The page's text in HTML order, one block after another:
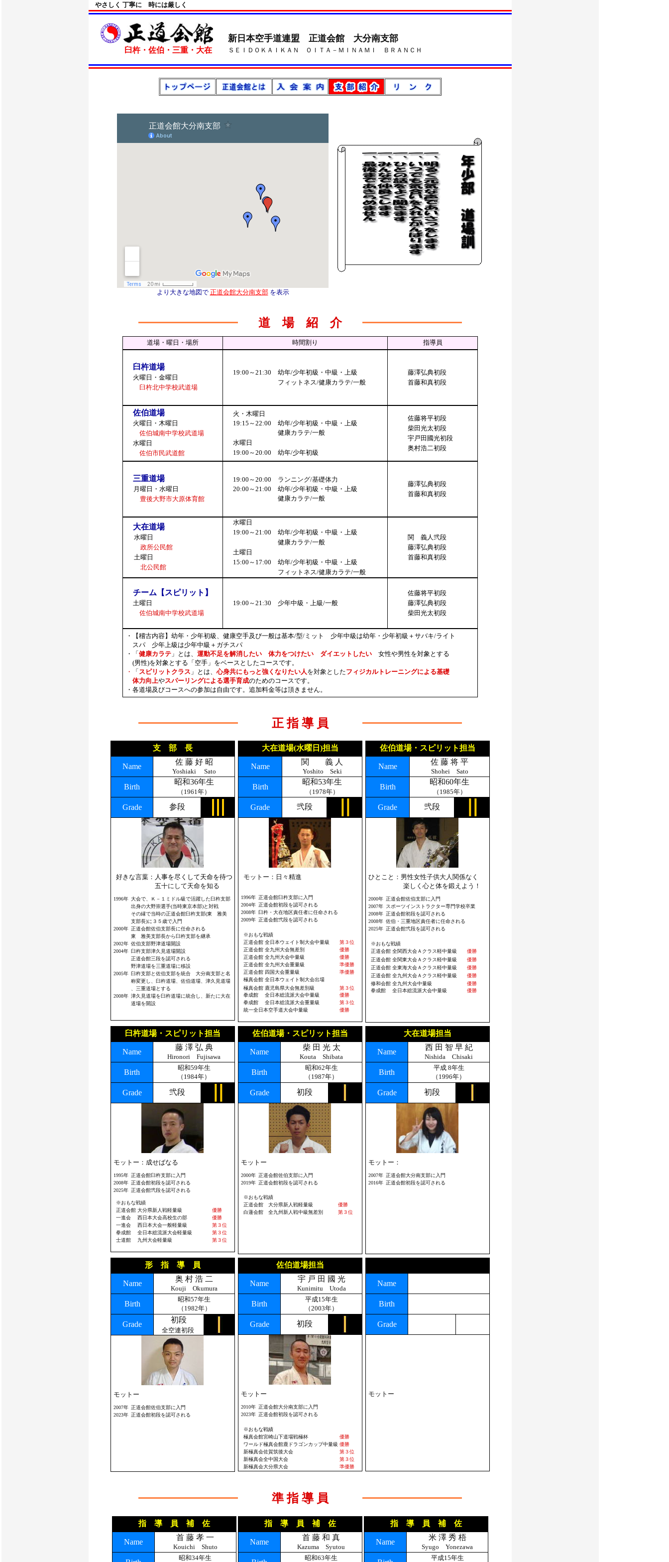
やさしく 丁寧に 時には厳しく
新日本空手道連盟 正道会館 大分南支部
臼杵・佐伯・三重・大在 ＳＥＩＤＯＫＡＩＫＡＮ ＯＩＴＡ－ＭＩＮＡＭＩ ＢＲＡＮＣＨ
より大きな地図で 正道会館大分南支部 を表示
道 場 紹 介
道場・曜日・場所 時間割り 指導員
臼杵道場
火曜日・金曜日
臼杵北中学校武道場
19:00～21:30
幼年/少年初級・中級・上級
フィットネス/健康カラテ/一般
藤澤弘典初段
首藤和真初段
佐伯道場
火曜日・木曜日
佐伯城南中学校武道場
水曜日
佐伯市民武道館
火・木曜日
19:15～22:00
幼年/少年初級・中級・上級
健康カラテ/一般
水曜日
19:00～20:00
幼年/少年初級
佐藤将平初段
柴田光太初段
宇戸田國光初段
奥村浩二初段
三重道場
月曜日・水曜日
豊後大野市大原体育館
19:00～20:00
ランニング/基礎体力
20:00～21:00
幼年/少年初級・中級・上級
健康カラテ/一般
藤澤弘典初段
首藤和真初段
大在道場
水曜日
政所公民館
土曜日
北公民館
水曜日
19:00～21:00
幼年/少年初級・中級・上級
健康カラテ/一般
土曜日
15:00～17:00
幼年/少年初級・中級・上級
フィットネス/健康カラテ/一般
関 義人弐段
藤澤弘典初段
首藤和真初段
チーム【スピリット】
土曜日
佐伯城南中学校武道場
19:00～21:30 少年中級・上級/一般
佐藤将平初段
藤澤弘典初段
柴田光太初段
・【稽古内容】幼年・少年初級、健康空手及び一般は基本/型/ミット 少年中級は幼年・少年初級＋サバキ/ライト
スパ 少年上級は少年中級＋ガチスパ
・「 健康カラテ 」とは、 運動不足を解消したい 体力をつけたい ダイエットしたい 女性や男性を対象とする
(男性)を対象とする 「空手」をベースとしたコースです。
・
「 スピリットクラス 」 とは、心身共にもっと強くなりたい人を対象としたフィジカルトレーニングによ る基礎
体力向上やスパーリングによる選手育成のためのコースです。
・各道場及びコースへの参加は自由です。追加料金等は頂きません。
正 指 導 員
支 部 長
Name
佐 藤 好 昭
Yoshiaki Sato
Birth
昭和36年生
（1961年）
Grade 参段
好きな言葉： 人事を尽くして天命を待つ
五十にして天命を知る
1996年 大会で、Ｋ－１ミドル級で活躍した臼杵支部
出身の大野崇選手(当時東京本部)と対戦
その縁で当時の正道会館臼杵支部(東 雅美
支部長)に３５歳で入門
2000年 正道会館佐伯支部長に任命される
東 雅美支部長から臼杵支部を継承
2002年 佐伯支部野津道場開設
2004年 臼杵支部津久見道場開設
正道会館三段を認可される
野津道場を三重道場に移設
2005年 臼杵支部と佐伯支部を統合 大分南支部と名
称変更し、臼杵道場、佐伯道場、津久見道場
、三重道場とする
2008年 津久見道場を臼杵道場に統合し、新たに大在
道場を開設
大在道場(水曜日)担当
Name
関 義 人
Yoshito Seki
Birth
昭和53年生
（1978年）
Grade 弐段
モットー：日々精進
1996年 正道会館臼杵支部に入門
2004年 正道会館初段を認可される
2008年 臼杵・大在地区責任者に任命される
2009年 正道会館弐段を認可される
※おもな戦績
正道会館 全日本ウェイト制大会中量級
第３位
正道会館 全九州大会無差別
優勝
正道会館 全九州大会中量級
優勝
正道会館 全九州大会重量級
準優勝
正道会館 四国大会重量級
準優勝
極真会館 全日本ウェイト制大会出場
極真会館 鹿児島県大会無差別級
第３位
拳成館
全日本総流派大会中量級
優勝
拳成館
全日本総流派大会重量級
第３位
統一全日本空手道大会中量級
優勝
佐伯道場・スピリット担当
Name
佐 藤 将 平
Shohei Sato
Birth
昭和60年生
（1985年）
Grade 弐段
ひとこと： 男性女性子供大人関係なく
楽しく心と体を鍛えよう！
2000年 正道会館佐伯支部に入門
2007年 スポーツインストラクター専門学校卒業
2008年 正道会館初段を認可される
2008年 佐伯・三重地区責任者に任命される
2025年 正道会館弐段を認可される
※おもな戦績
正道会館 全関西大会Ａクラス軽中量級
優勝
正道会館 全関東大会Ａクラス軽中量級
優勝
正道会館 全東海大会Ａクラス軽中量級
優勝
正道会館 全九州大会Ａクラス軽中量級
優勝
修和会館 全九州大会中量級
優勝
拳成館
全日本総流派大会中量級 優勝
臼杵道場・スピリット担当
Name
藤 澤 弘 典
Hironori Fujisawa
Birth
昭和59年生
（1984年）
Grade 弐段
モットー： 成せばなる
1995年 正道会館臼杵支部に入門
2008年 正道会館初段を認可される
2025年 正道会館弐段を認可される
※おもな戦績
正道会館 大分県新人戦軽量級
優勝
一進会
西日本大会高校生の部
優勝
一進会
西日本大会一般軽量級
第３位
拳成館
全日本総流派大会軽量級
第３位
士道館
九州大会軽量級 第３位
佐伯道場・スピリット担当
Name
柴 田 光 太
Kouta Shibata
Birth
昭和62年生
（1987年）
Grade 初段
モットー
2000年 正道会館佐伯支部に入門
2019年 正道会館初段を認可される
※おもな戦績
正道会館 大分県新人戦軽量級
優勝
白蓮会館 全九州新人戦中級無差別
第３位
大在道場担当
Name
西 田 智 早 紀
Nishida Chisaki
Birth
平成 8年生
（1996年）
Grade 初段
モットー：
2007年 正道会館大分南支部に入門
2016年 正道会館初段を認可される
形 指 導 員
Name
奥 村 浩 二
Kouji Okumura
Birth
昭和57年生
（1982年）
Grade
初段
全空連初段
モットー
2007年 正道会館佐伯支部に入門
2023年 正道会館初段を認可される
佐伯道場担当
Name
宇 戸 田 國 光
Kunimitu Utoda
Birth
平成15年生
（2003年）
Grade 初段
モットー
2010年 正道会館大分南支部に入門
2023年 正道会館初段を認可される
※おもな戦績
極真会館宮崎山下道場戦極杯
優勝
ワールド極真会館鹿ドラゴンカップ中量級 優勝
新極真会佐賀筑後大会
第３位
新極真会全中国大会
第３位
新極真会大分県大会
準優勝
Name
Birth
Grade
モットー
準 指 導 員
指 導 員 補 佐
Name
首 藤 孝 一
Kouichi Shuto
昭和34年生
指 導 員 補 佐
Name
首 藤 和 真
Kazuma Syutou
昭和63年生
指 導 員 補 佐
Name
米 澤 秀 梧
Syugo Yonezawa
平成15年生
a